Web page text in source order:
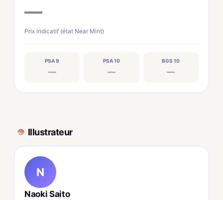
—
Prix indicatif (état Near Mint)
PSA 9
—
PSA 10
—
BGS 10
—
Illustrateur
N
Naoki Saito